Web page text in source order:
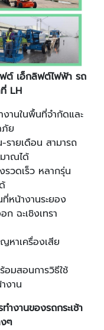
ฟต์ เอ็กลิฟต์ไฟฟ้า รถ
LH
งานในพื้นที่จำกัดและ
ย
-รายเดือน สามารถ
มาณได้
รวดเร็ว หลากรุ่น
หน้างานระยอง
ฉะเชิงเทรา
าเครื่องเสีย
มสอนการวิธีใช้
งาน
ำงานของรถกระเช้า
ๆ